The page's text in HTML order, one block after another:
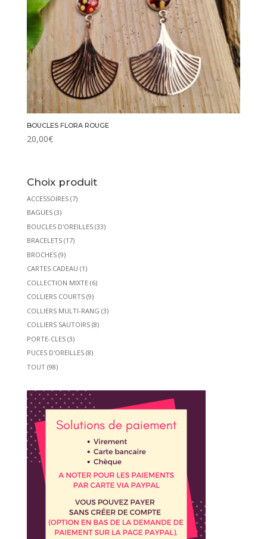
BOUCLES FLORA ROUGE
20,00€
Choix produit
ACCESSOIRES (7)
BAGUES (3)
BOUCLES D'OREILLES (33)
BRACELETS (17)
BROCHES (9)
CARTES CADEAU (1)
COLLECTION MIXTE (6)
COLLIERS COURTS (9)
COLLIERS MULTI-RANG (3)
COLLIERS SAUTOIRS (8)
PORTE-CLES (3)
PUCES D'OREILLES (8)
TOUT (98)